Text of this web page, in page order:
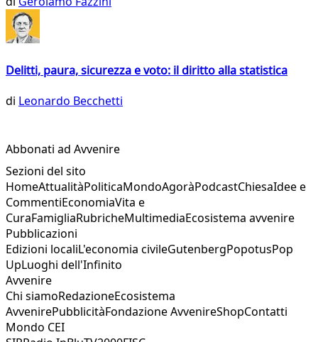
Delitti, paura, sicurezza e voto: il diritto alla statistica
di Leonardo Becchetti
Abbonati ad Avvenire
Sezioni del sito
HomeAttualitàPoliticaMondoAgoràPodcastChiesaIdee e
CommentiEconomiaVita e
CuraFamigliaRubricheMultimediaEcosistema avvenire
Pubblicazioni
Edizioni localiL'economia civileGutenbergPopotusPop
UpLuoghi dell'Infinito
Avvenire
Chi siamoRedazioneEcosistema
AvvenirePubblicitàFondazione AvvenireShopContatti
Mondo CEI